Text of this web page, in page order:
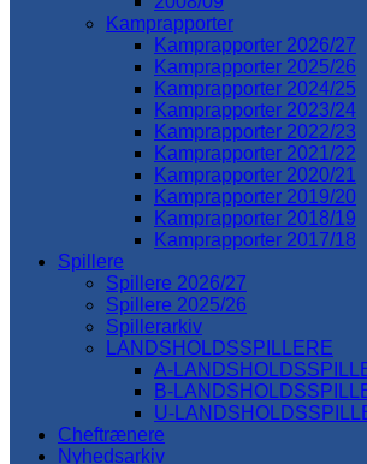
Kamprapporter
Kamprapporter 2026/27
Kamprapporter 2025/26
Kamprapporter 2024/25
Kamprapporter 2023/24
Kamprapporter 2022/23
Kamprapporter 2021/22
Kamprapporter 2020/21
Kamprapporter 2019/20
Kamprapporter 2018/19
Kamprapporter 2017/18
Spillere
Spillere 2026/27
Spillere 2025/26
Spillerarkiv
LANDSHOLDSSPILLERE
A-
B-
U-
Cheftrænere
Nyhedsarkiv